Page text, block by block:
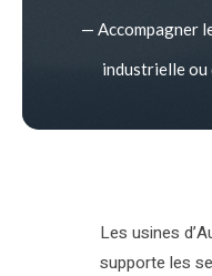
— Accompagner
industrielle
Les usines
supporte les